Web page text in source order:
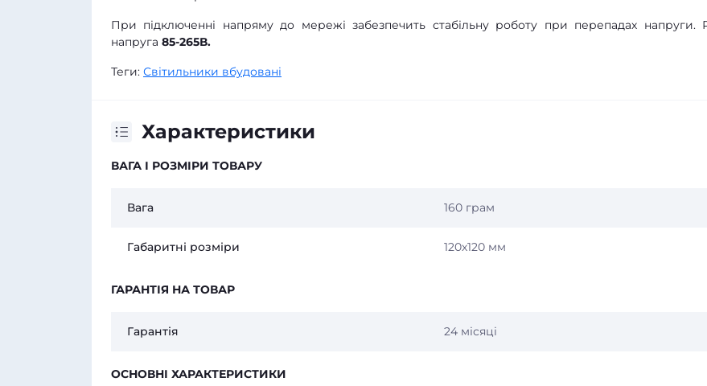
При підключенні напряму до мережі забезпечить стабільну роботу при перепадах напруги.
напруга 85-265В.
Теги: Світильники вбудовані
Характеристики
ВАГА І РОЗМІРИ ТОВАРУ
Вага 160 грам
Габаритні розміри 120х120 мм
ГАРАНТІЯ НА ТОВАР
Гарантія 24 місяці
ОСНОВНІ ХАРАКТЕРИСТИКИ